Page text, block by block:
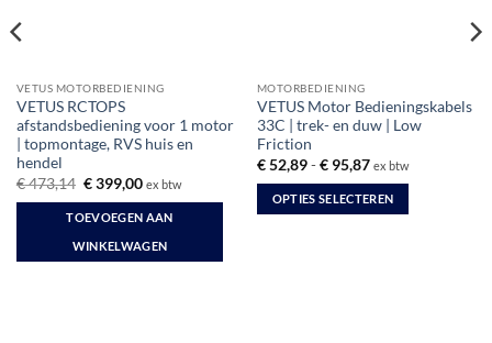
VETUS MOTORBEDIENING
VETUS RCTOPS
afstandsbediening voor 1 motor
| topmontage, RVS huis en
hendel
€473,14 Oorspronkelijke
was:
€ 473,14.
€399,00Huidige
is:
€ 399,00.
ex btw
TOEVOEGEN AAN
WINKELWAGEN
MOTORBEDIENING
VETUS Motor Bedieningskabels
33C | trek- en duw | Low
Friction
€52,89 - €95,87Prijsklasse:
tot
€ 95,87
ex btw
OPTIES SELECTEREN